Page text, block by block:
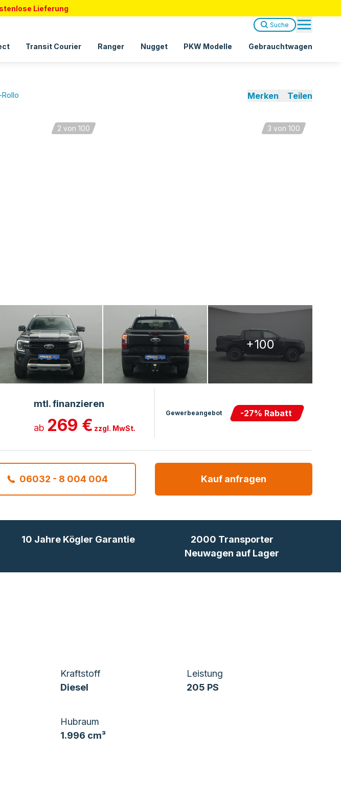
Lieferung
Transit Courier Ranger Nugget PKW Modelle Gebrauchtwagen
Suche
Merken Teilen
2 von 100 3 von 100
+100
mtl. finanzieren
ab 269 € zzgl. MwSt.
Gewerbeangebot -27% Rabatt
06032 - 8 004 004 Kauf anfragen
10 Jahre Kögler Garantie
2000 Transporter
Neuwagen auf Lager
Kraftstoff
Diesel
Leistung
205 PS
Hubraum
1.996 cm³